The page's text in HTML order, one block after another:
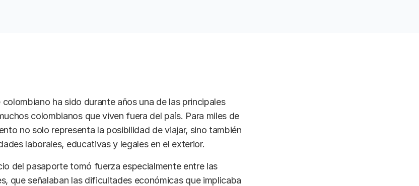
ha sido durante años una de las principales
colombianos que viven fuera del país. Para miles de
no solo representa la posibilidad de viajar, sino también
laborales, educativas y legales en el exterior.
del pasaporte tomó fuerza especialmente entre las
que señalaban las dificultades económicas que implicaba